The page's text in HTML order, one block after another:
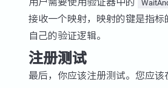
接收一个映射，映射的键是指
自己的验证逻辑。
注册测试
最后，你应该注册测试。您应